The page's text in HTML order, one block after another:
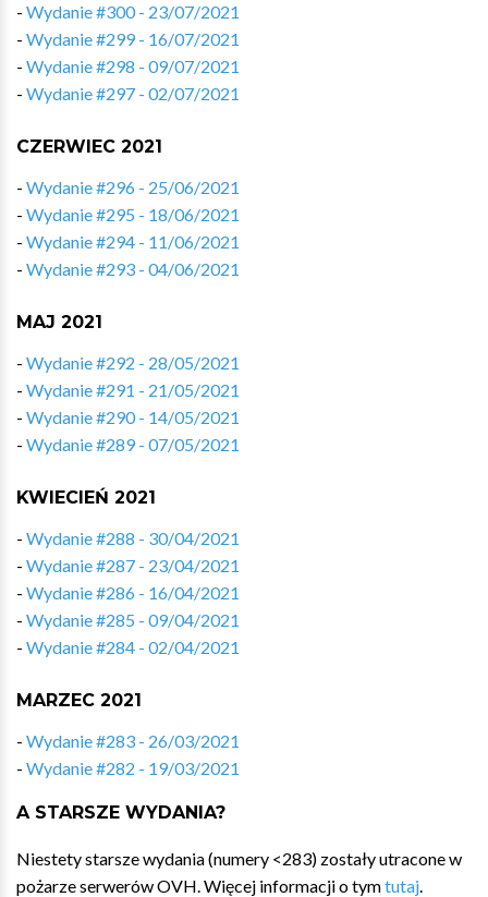
- Wydanie #300 - 23/07/2021
- Wydanie #299 - 16/07/2021
- Wydanie #298 - 09/07/2021
- Wydanie #297 - 02/07/2021
CZERWIEC 2021
- Wydanie #296 - 25/06/2021
- Wydanie #295 - 18/06/2021
- Wydanie #294 - 11/06/2021
- Wydanie #293 - 04/06/2021
MAJ 2021
- Wydanie #292 - 28/05/2021
- Wydanie #291 - 21/05/2021
- Wydanie #290 - 14/05/2021
- Wydanie #289 - 07/05/2021
KWIECIEŃ 2021
- Wydanie #288 - 30/04/2021
- Wydanie #287 - 23/04/2021
- Wydanie #286 - 16/04/2021
- Wydanie #285 - 09/04/2021
- Wydanie #284 - 02/04/2021
MARZEC 2021
- Wydanie #283 - 26/03/2021
- Wydanie #282 - 19/03/2021
A STARSZE WYDANIA?
Niestety starsze wydania (numery <283) zostały utracone w
pożarze serwerów OVH. Więcej informacji o tymtutaj.